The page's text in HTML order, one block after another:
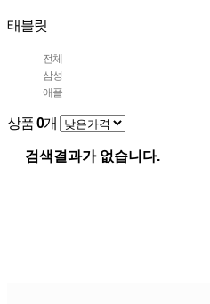
태블릿
전체
삼성
애플
상품0개
검색결과가 없습니다.